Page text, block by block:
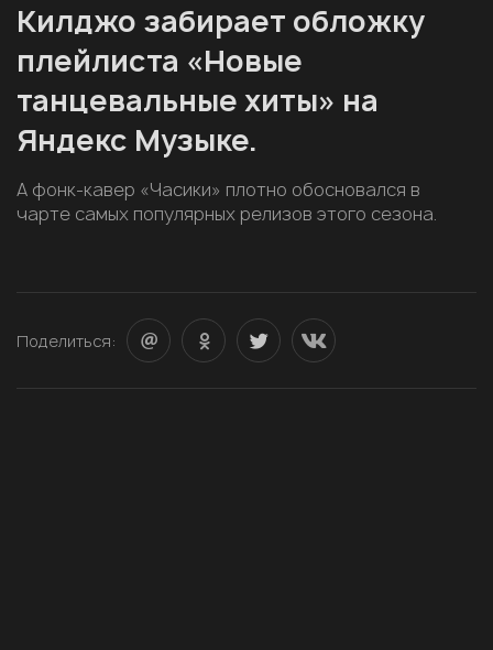
Килджо забирает обложку
плейлиста «Новые
танцевальные хиты» на
Яндекс Музыке.
А фонк-кавер «Часики» плотно обосновался в
чарте самых популярных релизов этого сезона.
Поделиться: